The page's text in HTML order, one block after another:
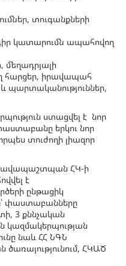
տուգանքների
կատարումն ապահովող
մեղադրյալի
հարցեր, իրավապահ
պարտականություններ,
ստացվել է նոր
երկու նոր
տուժողի լիազոր
ՀԿ-ի
է
ընթացիկ
փաստաբանները
3 քննչական
կազմակերպության
նաև ՀՀ ՆԳՆ
ՀԿԱԾ